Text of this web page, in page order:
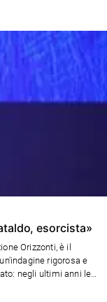
esorcista»
Orizzonti, è il
rigorosa e
negli ultimi anni le
in modo